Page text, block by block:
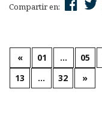
Compartir en:
« 01 … 05
13
… 32 »